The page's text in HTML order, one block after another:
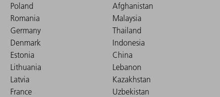
Poland
Romania
Germany
Denmark
Estonia
Lithuania
Latvia
France
Afghanistan
Malaysia
Thailand
Indonesia
China
Lebanon
Kazakhstan
Uzbekistan